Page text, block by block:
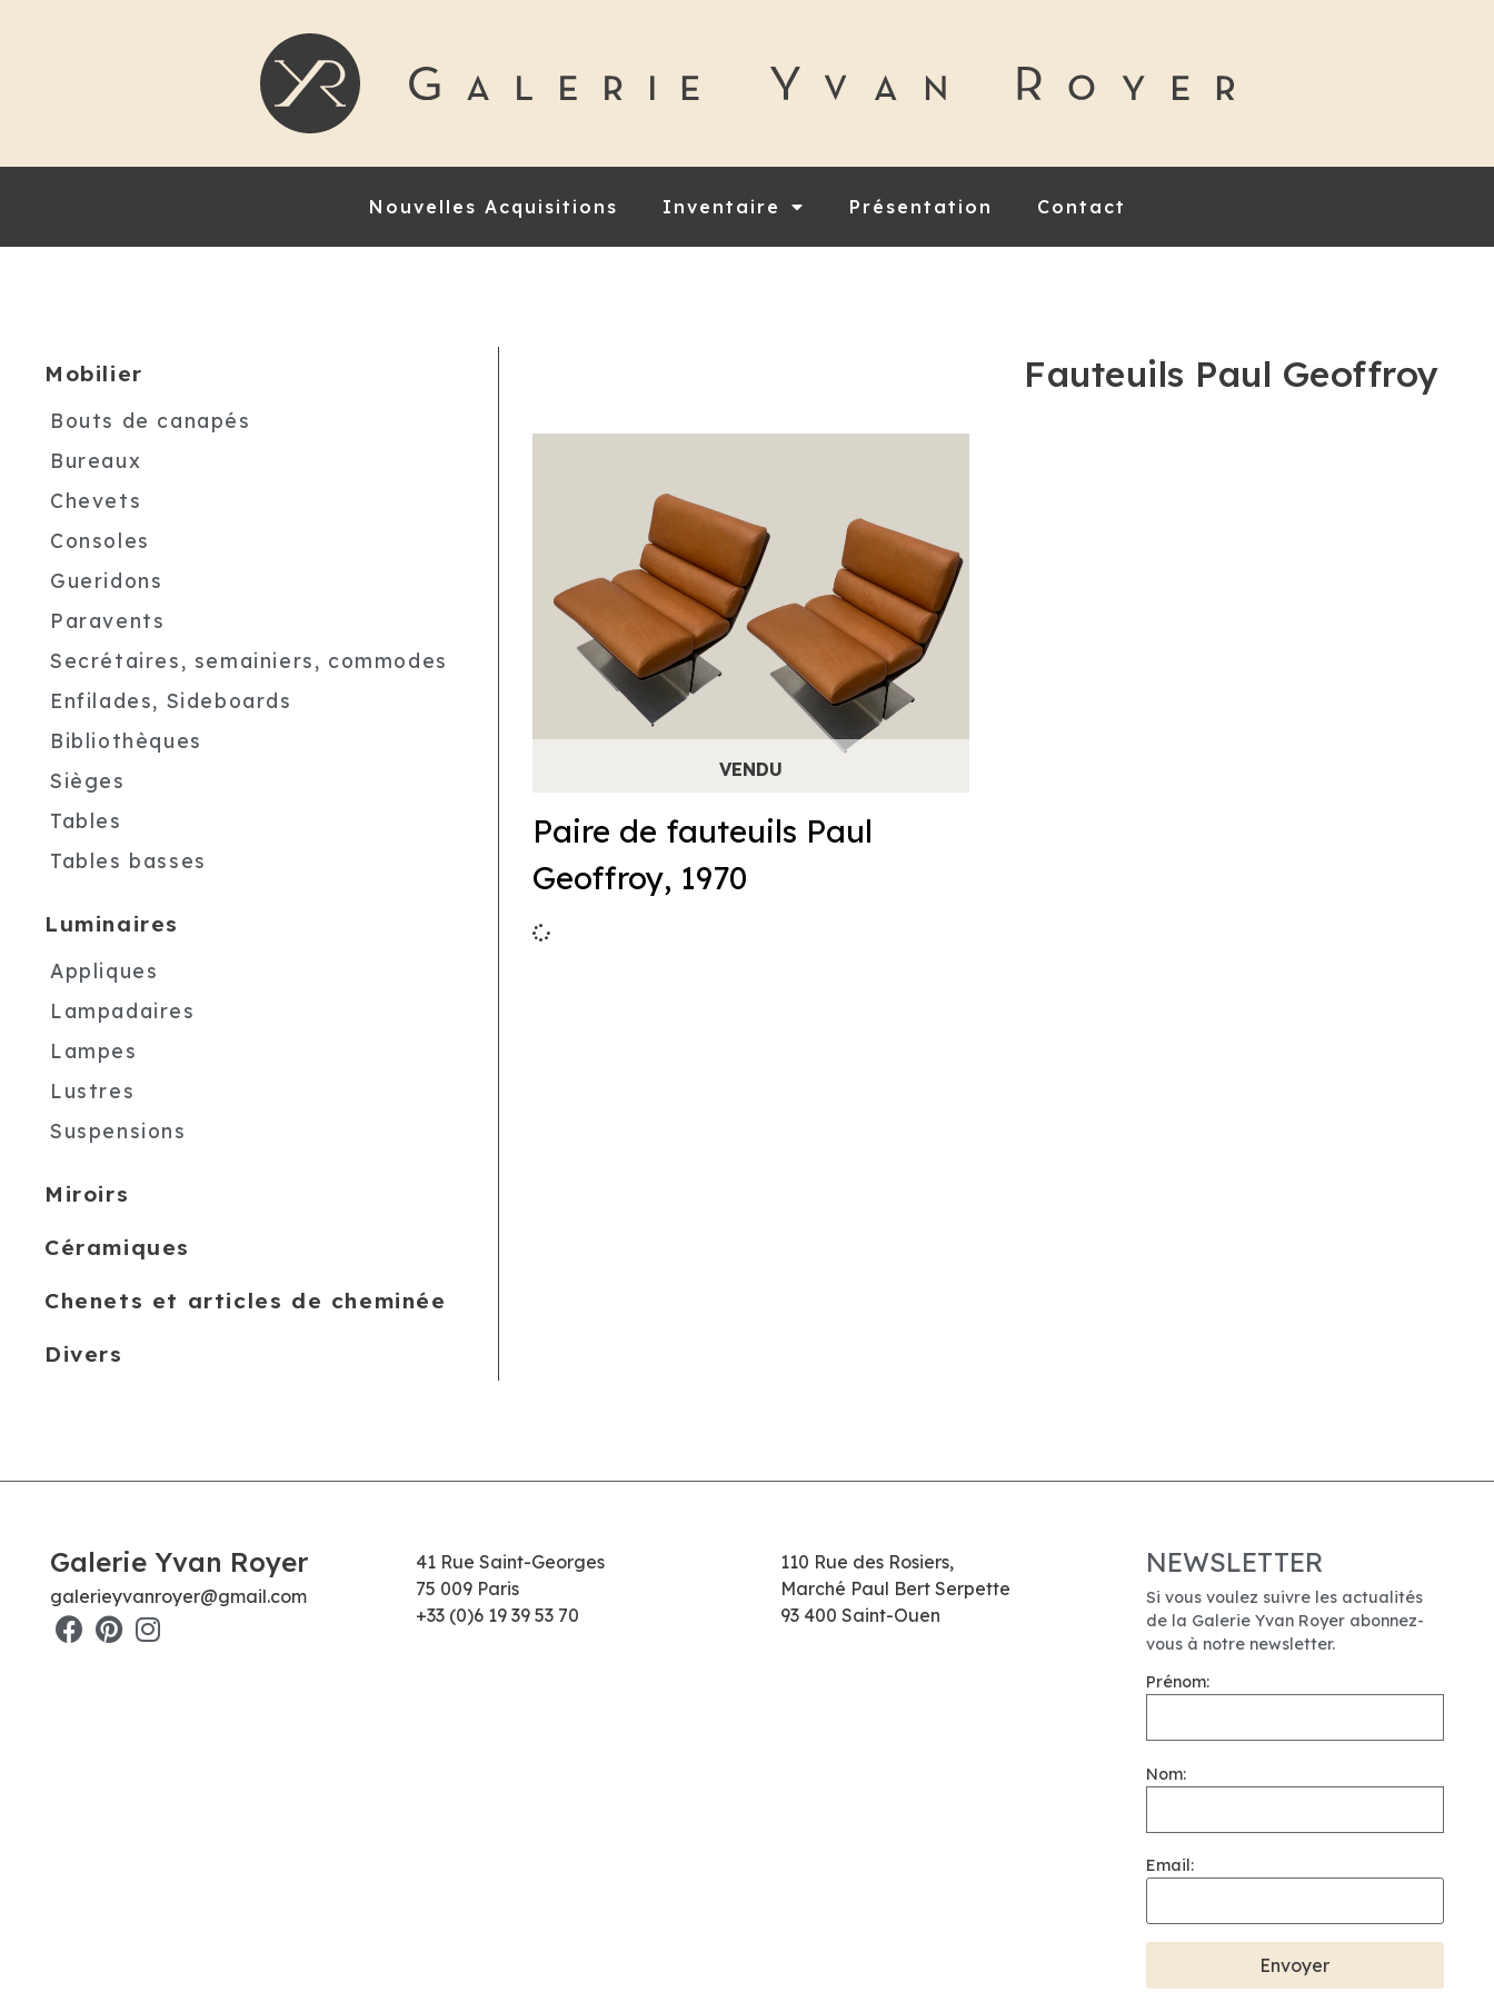
Nouvelles Acquisitions Inventaire Présentation Contact
Mobilier
Bouts de canapés
Bureaux
Chevets
Consoles
Gueridons
Paravents
Secrétaires, semainiers, commodes
Enfilades, Sideboards
Bibliothèques
Sièges
Tables
Tables basses
Luminaires
Appliques
Lampadaires
Lampes
Lustres
Suspensions
Miroirs
Céramiques
Chenets et articles de cheminée
Divers
Fauteuils Paul Geoffroy
Paire de fauteuils Paul
Geoffroy, 1970
Galerie Yvan Royer
galerieyvanroyer@gmail.com
41 Rue Saint-Georges
75 009 Paris
+33 (0)6 19 39 53 70
110 Rue des Rosiers,
Marché Paul Bert Serpette
93 400 Saint-Ouen
NEWSLETTER
Si vous voulez suivre les actualités
de la Galerie Yvan Royer abonnez-
vous à notre newsletter.
Prénom:
Nom:
Email: